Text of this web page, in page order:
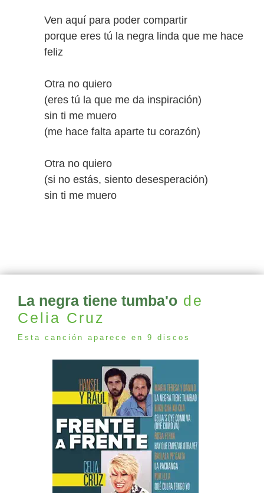
Ven aquí para poder compartir
porque eres tú la negra linda que me hace
feliz
Otra no quiero
(eres tú la que me da inspiración)
sin ti me muero
(me hace falta aparte tu corazón)
Otra no quiero
(si no estás, siento desesperación)
sin ti me muero
La negra tiene tumba'o de
Celia Cruz
Esta canción aparece en 9 discos